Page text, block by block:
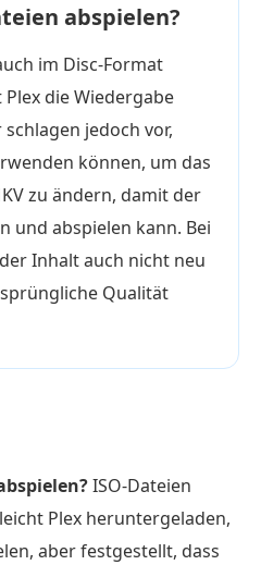
abspielen?
im Disc-Format
die Wiedergabe
jedoch vor,
können, um das
zu ändern, damit der
und abspielen kann. Bei
Inhalt auch nicht neu
Qualität
ISO-Dateien
Plex heruntergeladen,
aber festgestellt, dass